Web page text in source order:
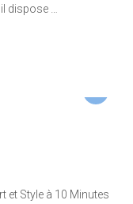
dispose …
et Style à 10 Minutes